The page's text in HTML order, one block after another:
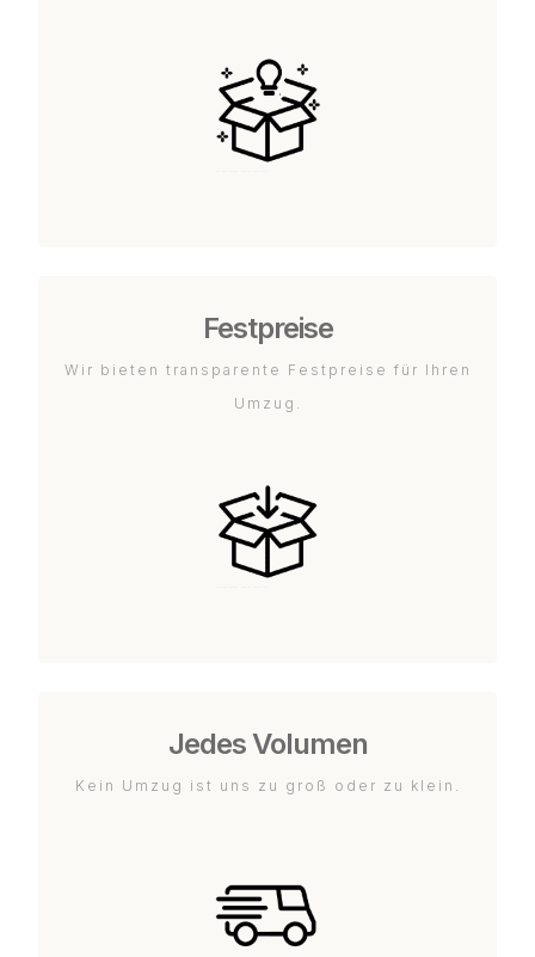
Festpreise
Wir bieten transparente Festpreise für Ihren
Umzug.
Jedes Volumen
Kein Umzug ist uns zu groß oder zu klein.